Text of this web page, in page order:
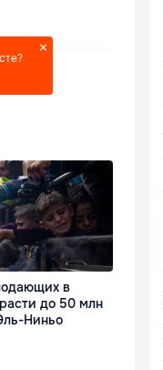
в
до 50 млн
Ниньо